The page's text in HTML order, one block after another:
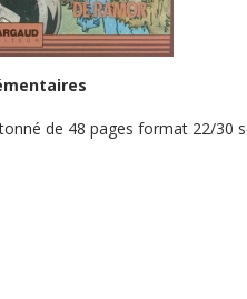
de 48 pages format 22/30